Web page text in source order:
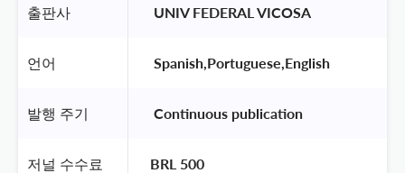
출판사 UNIV FEDERAL VICOSA
언어 Spanish,Portuguese,English
발행 주기 Continuous publication
저널 수수료 BRL 500